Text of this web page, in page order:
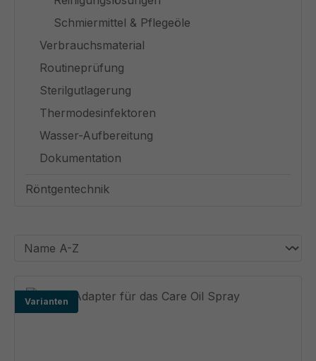
Schmiermittel & Pflegeöle
Verbrauchsmaterial
Routineprüfung
Sterilgutlagerung
Thermodesinfektoren
Wasser-Aufbereitung
Dokumentation
Röntgentechnik
Varianten